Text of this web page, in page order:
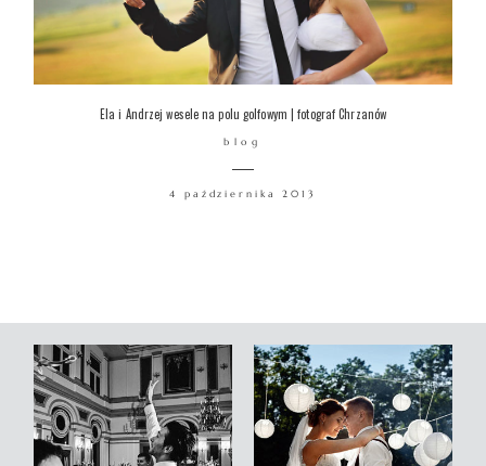
Ela i Andrzej wesele na polu golfowym | fotograf Chrzanów
blog
4 października 2013